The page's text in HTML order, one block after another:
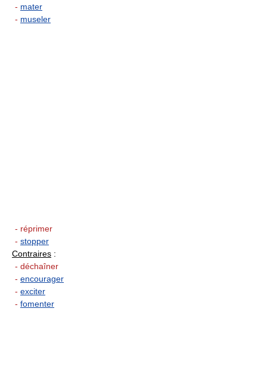
- mater
- museler
- réprimer
- stopper
Contraires :
- déchaîner
- encourager
- exciter
- fomenter